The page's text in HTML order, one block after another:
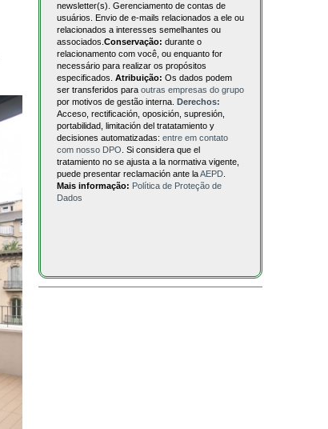
newsletter(s). Gerenciamento de contas de
usuários. Envio de e-mails relacionados a ele ou
relacionados a interesses semelhantes ou
associados. Conservação: durante o
relacionamento com você, ou enquanto for
necessário para realizar os propósitos
especificados. Atribuição: Os dados podem
ser transferidos para outras empresas do grupo
por motivos de gestão interna. Derechos:
Acceso, rectificación, oposición, supresión,
portabilidad, limitación del tratatamiento y
decisiones automatizadas: entre em contato
com nosso DPO . Si considera que el
tratamiento no se ajusta a la normativa vigente,
puede presentar reclamación ante laAEPD
Mais informação: Política de Proteção de
Dados